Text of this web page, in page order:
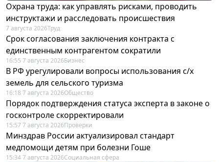
Охрана труда: как управлять рисками, проводить
инструктажи и расследовать происшествия
7 августа 2026Труд
Срок согласования заключения контракта с
единственным контрагентом сократили
16:55 7 августа 2026Бизнес
В РФ урегулировали вопросы использования с/х
земель для сельского туризма
16:18 7 августа 2026Общество
Порядок подтверждения статуса эксперта в законе о
госконтроле скорректировали
15:57 7 августа 2026Проверки
Минздрав России актуализировал стандарт
медпомощи детям при болезни Гоше
15:34 7 августа 2026Социальная сфера